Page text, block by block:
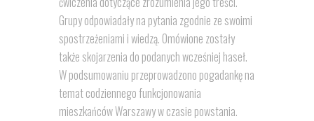
Grupy odpowiadały na pytania zgodnie ze swoimi
spostrzeżeniami i wiedzą. Omówione zostały
także skojarzenia do podanych wcześniej haseł.
W podsumowaniu przeprowadzono pogadankę na
temat codziennego funkcjonowania
mieszkańców Warszawy w czasie powstania.